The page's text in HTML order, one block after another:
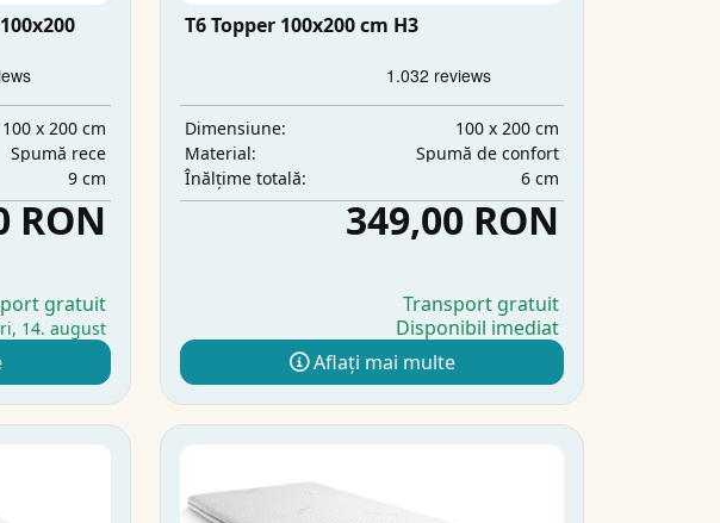
100 x 200 cm
Spumă rece
9 cm
RON
gratuit
14. august
T6 Topper 100x200 cm H3
Dimensiune:
100 x 200 cm
Material:
Spumă de confort
Înălțime totală:
6 cm
349,00 RON
Transport gratuit
Disponibil imediat
Aflați mai multe